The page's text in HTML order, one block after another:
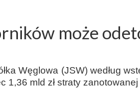
może
Węglowa (JSW) według
1,36 mld zł straty